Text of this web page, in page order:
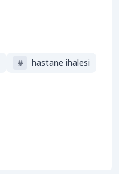
#
hastane ihalesi